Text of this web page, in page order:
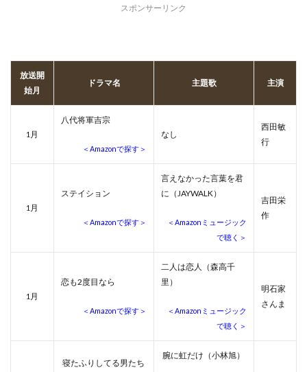
スポンサーリンク
放送開
始月
ドラマ名 主題歌 主演
1 月
八代将軍吉宗
＜Amazonで探す＞
なし
西田敏
行
1 月
ステイション
＜Amazonで探す＞
言えなかった言葉を君
に（JAYWALK）
＜Amazonミュージック
で聴く＞
吉田栄
作
1 月
恋も2度目なら
＜Amazonで探す＞
二人は恋人（森高千
里）
＜Amazonミュージック
で聴く＞
明石家
さんま
寝たふりしてる男たち
腕に虹だけ（小林旭）